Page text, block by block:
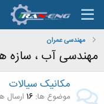
مهندسی عمران
مهندسی آب ، سازه
مکانیک سیالات
موضوع ها 16 ارسال